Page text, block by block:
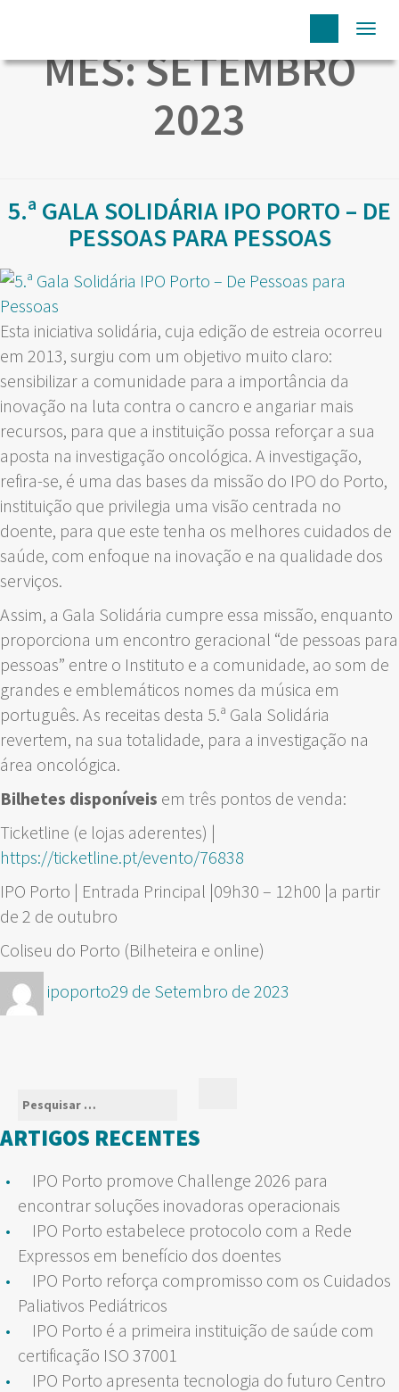
MÊS:SETEMBRO
2023
5.ª GALA SOLIDÁRIA IPO PORTO – DE
PESSOAS PARA PESSOAS
Esta iniciativa solidária, cuja edição de estreia ocorreu
em 2013, surgiu com um objetivo muito claro:
sensibilizar a comunidade para a importância da
inovação na luta contra o cancro e angariar mais
recursos, para que a instituição possa reforçar a sua
aposta na investigação oncológica. A investigação,
refira-se, é uma das bases da missão do IPO do Porto,
instituição que privilegia uma visão centrada no
doente, para que este tenha os melhores cuidados de
saúde, com enfoque na inovação e na qualidade dos
serviços.
Assim, a Gala Solidária cumpre essa missão, enquanto
proporciona um encontro geracional “de pessoas para
pessoas” entre o Instituto e a comunidade, ao som de
grandes e emblemáticos nomes da música em
português. As receitas desta 5.ª Gala Solidária
revertem, na sua totalidade, para a investigação na
área oncológica.
Bilhetes disponíveis em três pontos de venda:
Ticketline (e lojas aderentes) |
https://ticketline.pt/evento/76838
IPO Porto | Entrada Principal |09h30 – 12h00 |a partir
de 2 de outubro
Coliseu do Porto (Bilheteira e online)
Autor
ipoportoPublicado
29 de Setembro de 2023
Pesquisar
por:
ARTIGOS RECENTES
IPO Porto promove Challenge 2026 para
encontrar soluções inovadoras operacionais
IPO Porto estabelece protocolo com a Rede
Expressos em benefício dos doentes
IPO Porto reforça compromisso com os Cuidados
Paliativos Pediátricos
IPO Porto é a primeira instituição de saúde com
certificação ISO 37001
IPO Porto apresenta tecnologia do futuro Centro